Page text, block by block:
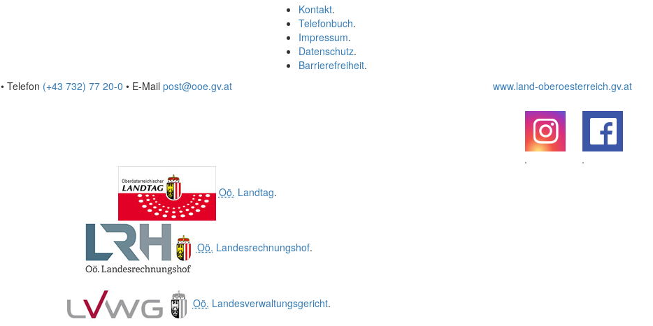
Kontakt.
Telefonbuch.
Impressum.
Datenschutz.
Barrierefreiheit.
• Telefon (+43 732) 77 20-0 • E-Mail post@ooe.gv.at www.land-oberoesterreich.gv.at
.
.
Oö. Landtag.
Oö. Landesrechnungshof.
Oö. Landesverwaltungsgericht.